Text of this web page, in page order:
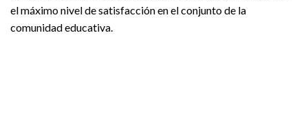
el máximo nivel de satisfacción en el conjunto de la
comunidad educativa.